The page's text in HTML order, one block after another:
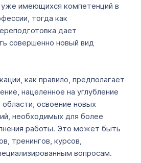
имеющихся компетенций в
тогда как
дает
совершенно новый вид
как правило, предполагает
нацеленное на углубление
области, освоение новых
необходимых для более
работы. Это может быть
тренингов, курсов,
вопросам.